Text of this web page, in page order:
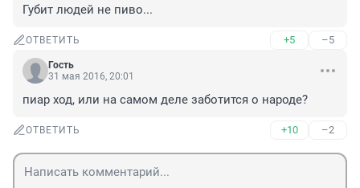
Губит людей не пиво...
ОТВЕТИТЬ +5 –5
Гость
31 мая 2016, 20:01
пиар ход, или на самом деле заботится о народе?
ОТВЕТИТЬ +10 –2